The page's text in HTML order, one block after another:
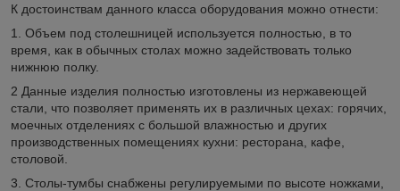
К достоинствам данного класса оборудования можно отнести:
1. Объем под столешницей используется полностью, в то
время, как в обычных столах можно задействовать только
нижнюю полку.
2 Данные изделия полностью изготовлены из нержавеющей
стали, что позволяет применять их в различных цехах: горячих,
моечных отделениях с большой влажностью и других
производственных помещениях кухни: ресторана, кафе,
столовой.
3. Столы-тумбы снабжены регулируемыми по высоте ножками,